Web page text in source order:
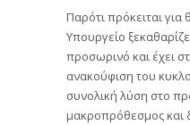
Παρότι πρόκειται
Υπουργείο
προσωρινό και έχει
ανακούφιση του
συνολική λύση στο
μακροπρόθεσμος και